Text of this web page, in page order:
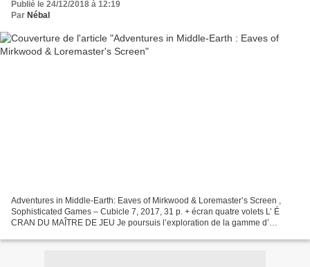
Publié le 24/12/2018 à 12:19
Par Nébal
Adventures in Middle-Earth: Eaves of Mirkwood & Loremaster’s Screen ,
Sophisticated Games – Cubicle 7, 2017, 31 p. + écran quatre volets L’ É
CRAN DU MAÎTRE DE JEU Je poursuis l’exploration de la gamme d’